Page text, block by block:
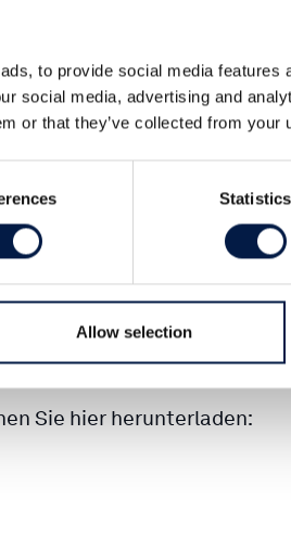
to provide social media features
social media, advertising and
or that they’ve collected from your
Statistics
Allow selection
mit einem
für die letzten
Report.
Sie hier herunterladen: